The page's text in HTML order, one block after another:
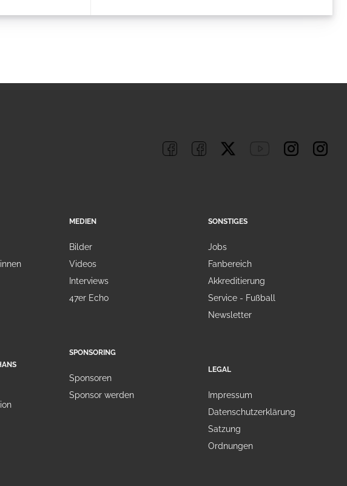
MEDIEN
Bilder
Videos
Interviews
47er Echo
SPONSORING
Sponsoren
Sponsor werden
SONSTIGES
Jobs
Fanbereich
Akkreditierung
Service - Fußball
Newsletter
LEGAL
Impressum
Datenschutzerklärung
Satzung
Ordnungen